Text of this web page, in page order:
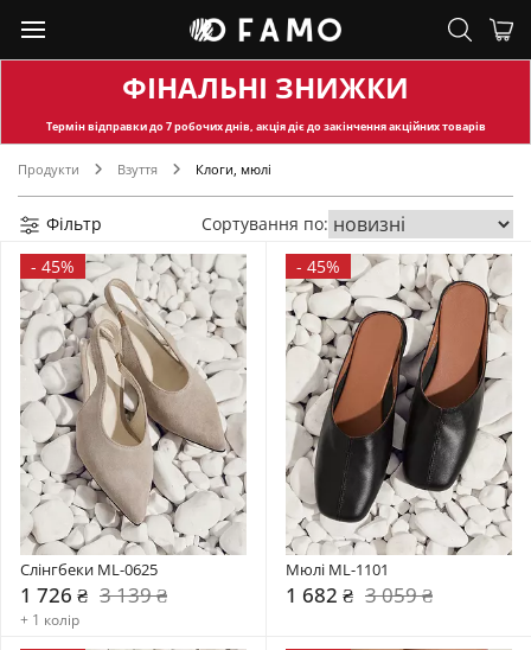
ФІНАЛЬНІ ЗНИЖКИ
Термін відправкидо 7 робочих днів, акція діє до закінчення акційних товарів
Продукти Взуття Клоги, мюлі
Фільтр
Сортування по:
- 45%
Слінгбеки ML-0625
1 726 ₴ 3 139 ₴
+ 1 колір
- 45%
Мюлі ML-1101
1 682 ₴ 3 059 ₴